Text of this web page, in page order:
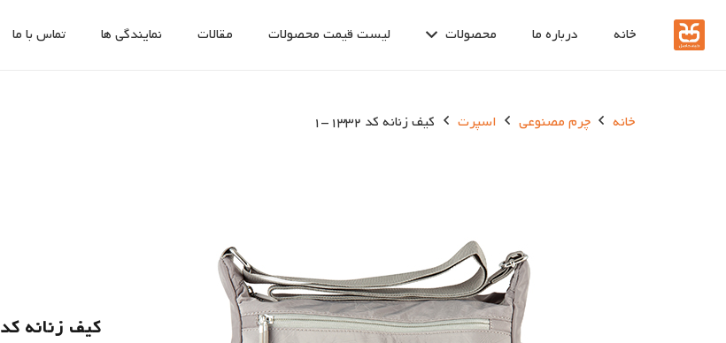
خانه درباره ما محصولات لیست قیمت محصولات مقالات نمایندگی ها تماس با ما
خانه چرم مصنوعی اسپرت کیف زنانه کد 1332-1
کیف زنانه کد 1332-1